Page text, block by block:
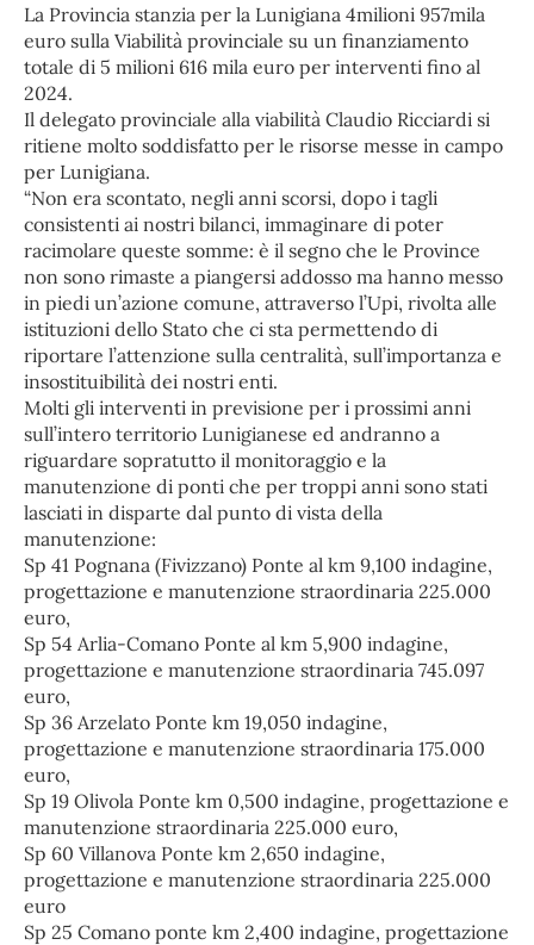
La Provincia stanzia per la Lunigiana 4milioni 957mila
euro sulla Viabilità provinciale su un finanziamento
totale di 5 milioni 616 mila euro per interventi fino al
2024.
Il delegato provinciale alla viabilità Claudio Ricciardi si
ritiene molto soddisfatto per le risorse messe in campo
per Lunigiana.
“Non era scontato, negli anni scorsi, dopo i tagli
consistenti ai nostri bilanci, immaginare di poter
racimolare queste somme: è il segno che le Province
non sono rimaste a piangersi addosso ma hanno messo
in piedi un’azione comune, attraverso l’Upi, rivolta alle
istituzioni dello Stato che ci sta permettendo di
riportare l’attenzione sulla centralità, sull’importanza e
insostituibilità dei nostri enti.
Molti gli interventi in previsione per i prossimi anni
sull’intero territorio Lunigianese ed andranno a
riguardare sopratutto il monitoraggio e la
manutenzione di ponti che per troppi anni sono stati
lasciati in disparte dal punto di vista della
manutenzione:
Sp 41 Pognana (Fivizzano) Ponte al km 9,100 indagine,
progettazione e manutenzione straordinaria 225.000
euro,
Sp 54 Arlia-Comano Ponte al km 5,900 indagine,
progettazione e manutenzione straordinaria 745.097
euro,
Sp 36 Arzelato Ponte km 19,050 indagine,
progettazione e manutenzione straordinaria 175.000
euro,
Sp 19 Olivola Ponte km 0,500 indagine, progettazione e
manutenzione straordinaria 225.000 euro,
Sp 60 Villanova Ponte km 2,650 indagine,
progettazione e manutenzione straordinaria 225.000
euro
Sp 25 Comano ponte km 2,400 indagine, progettazione